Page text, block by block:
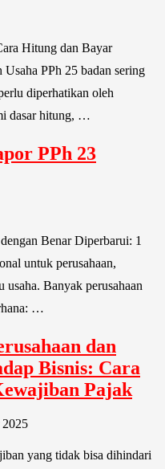
Hitung dan Bayar
PPh 25 badan sering
diperhatikan oleh
dasar hitung, …
PPh 23
Benar Diperbarui: 1
untuk perusahaan,
usaha. Banyak perusahaan
…
dan
Bisnis: Cara
Pajak
2025
yang tidak bisa dihindari